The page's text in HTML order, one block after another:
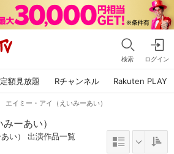
検索 ログイン
定額見放題 Rチャンネル Rakuten PLAY
エイミー・アイ（えいみーあい）
ーあい）
い） 出演作品一覧